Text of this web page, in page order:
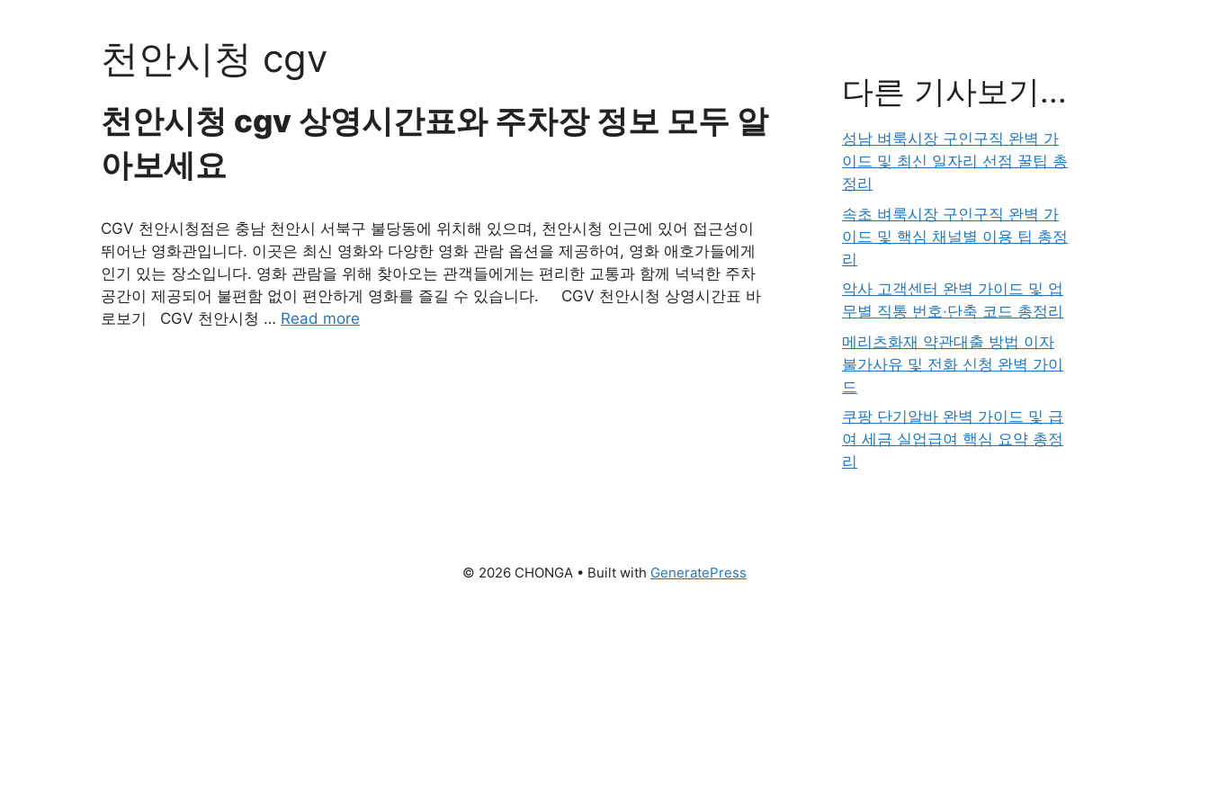
천안시청 cgv
천안시청 cgv 상영시간표와 주차장 정보 모두 알
아보세요
CGV 천안시청점은 충남 천안시 서북구 불당동에 위치해 있으며, 천안시청 인근에 있어 접근성이
뛰어난 영화관입니다. 이곳은 최신 영화와 다양한 영화 관람 옵션을 제공하여, 영화 애호가들에게
인기 있는 장소입니다. 영화 관람을 위해 찾아오는 관객들에게는 편리한 교통과 함께 넉넉한 주차
공간이 제공되어 불편함 없이 편안하게 영화를 즐길 수 있습니다. CGV 천안시청 상영시간표 바
로보기 CGV 천안시청 … Read more
다른 기사보기...
성남 벼룩시장 구인구직 완벽 가
이드 및 최신 일자리 선점 꿀팁 총
정리
속초 벼룩시장 구인구직 완벽 가
이드 및 핵심 채널별 이용 팁 총정
리
악사 고객센터 완벽 가이드 및 업
무별 직통 번호·단축 코드 총정리
메리츠화재 약관대출 방법 이자
불가사유 및 전화 신청 완벽 가이
드
쿠팡 단기알바 완벽 가이드 및 급
여 세금 실업급여 핵심 요약 총정
리
© 2026 CHONGA • Built with GeneratePress